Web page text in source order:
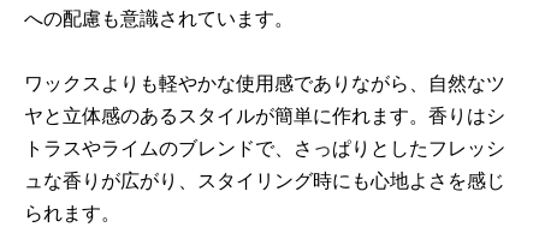
への配慮も意識されています。
ワックスよりも軽やかな使用感でありながら、自然なツ
ヤと立体感のあるスタイルが簡単に作れます。香りはシ
トラスやライムのブレンドで、さっぱりとしたフレッシ
ュな香りが広がり、スタイリング時にも心地よさを感じ
られます。